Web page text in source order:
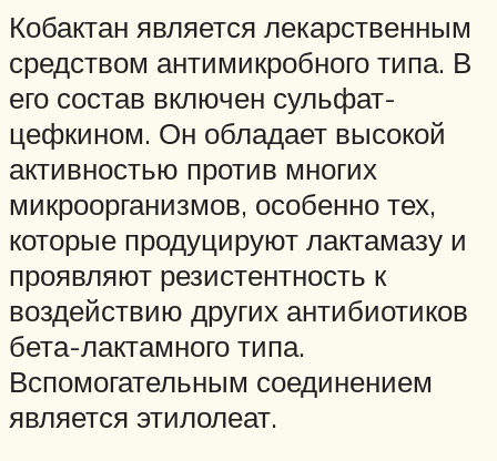
Кобактан является лекарственным
средством антимикробного типа. В
его состав включен сульфат-
цефкином. Он обладает высокой
активностью против многих
микроорганизмов, особенно тех,
которые продуцируют лактамазу и
проявляют резистентность к
воздействию других антибиотиков
бета-лактамного типа.
Вспомогательным соединением
является этилолеат.